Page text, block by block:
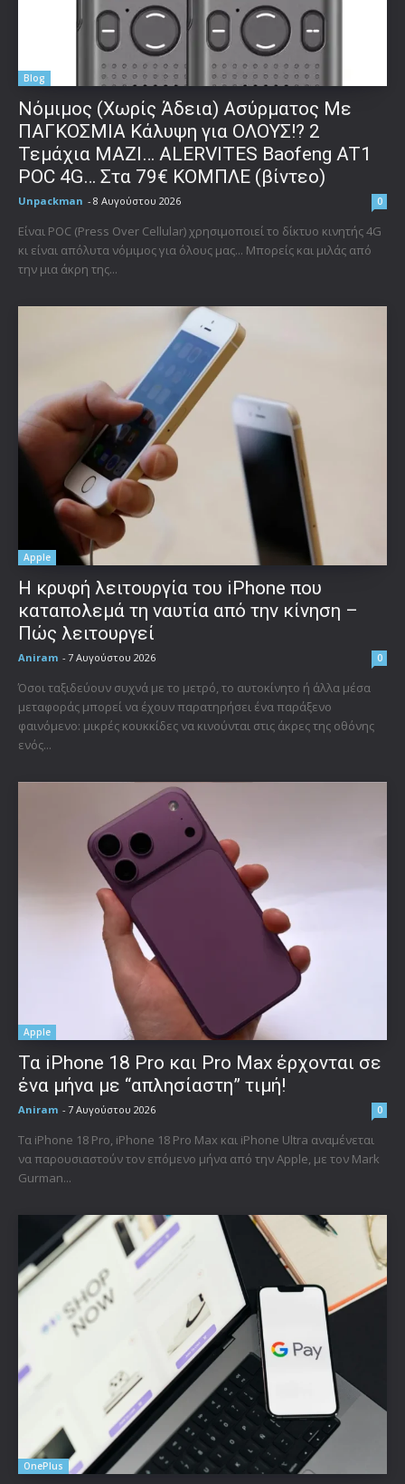
Blog
Νόμιμος (Χωρίς Άδεια) Ασύρματος Με
ΠΑΓΚΟΣΜΙΑ Κάλυψη για ΟΛΟΥΣ!? 2
Τεμάχια ΜΑΖΙ… ALERVITES Baofeng AT1
POC 4G… Στα 79€ ΚΟΜΠΛΕ (βίντεο)
Unpackman - 8 Αυγούστου 2026 0
Είναι POC (Press Over Cellular) χρησιμοποιεί το δίκτυο κινητής 4G
κι είναι απόλυτα νόμιμος για όλους μας... Μπορείς και μιλάς από
την μια άκρη της...
Apple
Η κρυφή λειτουργία του iPhone που
καταπολεμά τη ναυτία από την κίνηση –
Πώς λειτουργεί
Aniram - 7 Αυγούστου 2026 0
Όσοι ταξιδεύουν συχνά με το μετρό, το αυτοκίνητο ή άλλα μέσα
μεταφοράς μπορεί να έχουν παρατηρήσει ένα παράξενο
φαινόμενο: μικρές κουκκίδες να κινούνται στις άκρες της οθόνης
ενός...
Apple
Τα iPhone 18 Pro και Pro Max έρχονται σε
ένα μήνα με “απλησίαστη” τιμή!
Aniram - 7 Αυγούστου 2026 0
Τα iPhone 18 Pro, iPhone 18 Pro Max και iPhone Ultra αναμένεται
να παρουσιαστούν τον επόμενο μήνα από την Apple, με τον Mark
Gurman...
OnePlus